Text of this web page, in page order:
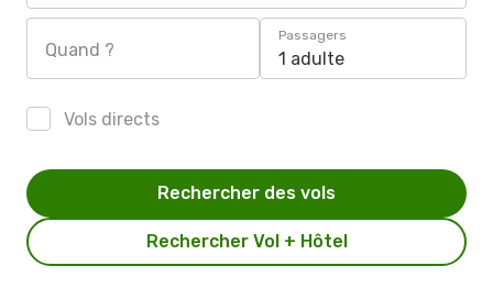
Quand ?
Passagers
1 adulte
Vols directs
Rechercher Vol + Hôtel
Rechercher des vols